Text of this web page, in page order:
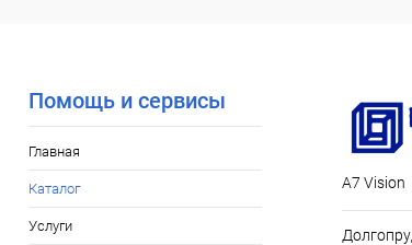
Помощь и сервисы
Главная
Каталог
Услуги
А7 Vision